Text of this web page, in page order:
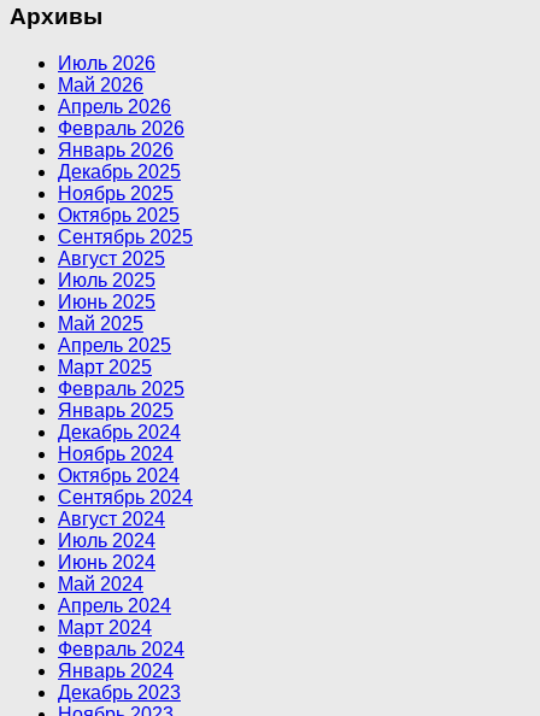
Архивы
Июль 2026
Май 2026
Апрель 2026
Февраль 2026
Январь 2026
Декабрь 2025
Ноябрь 2025
Октябрь 2025
Сентябрь 2025
Август 2025
Июль 2025
Июнь 2025
Май 2025
Апрель 2025
Март 2025
Февраль 2025
Январь 2025
Декабрь 2024
Ноябрь 2024
Октябрь 2024
Сентябрь 2024
Август 2024
Июль 2024
Июнь 2024
Май 2024
Апрель 2024
Март 2024
Февраль 2024
Январь 2024
Декабрь 2023